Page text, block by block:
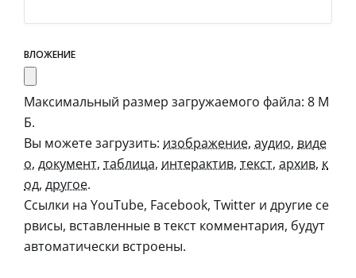
ВЛОЖЕНИЕ
Максимальный размер загружаемого файла: 8 М
Б.
Вы можете загрузить: изображение, аудио, виде
о, документ, таблица, интерактив, текст, архив, к
од, другое.
Ссылки на YouTube, Facebook, Twitter и другие се
рвисы, вставленные в текст комментария, будут
автоматически встроены.